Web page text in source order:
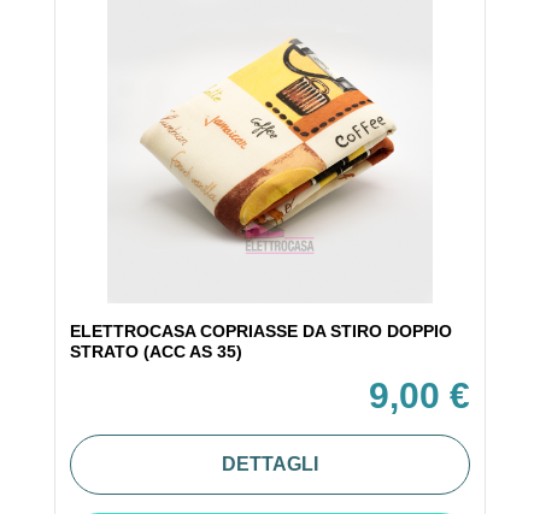
ELETTROCASA COPRIASSE DA STIRO DOPPIO
STRATO (ACC AS 35)
9,00 €
DETTAGLI